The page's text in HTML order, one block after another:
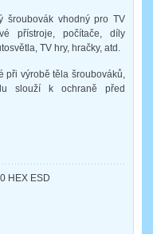
šroubovák vhodný pro TV
přístroje, počítače, díly
TV hry, hračky, atd.
při výrobě těla šroubováků,
slouží k ochraně před
HEX ESD